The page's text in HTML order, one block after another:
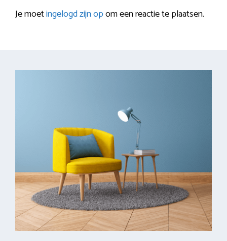
Je moetingelogd zijn opom een reactie te plaatsen.